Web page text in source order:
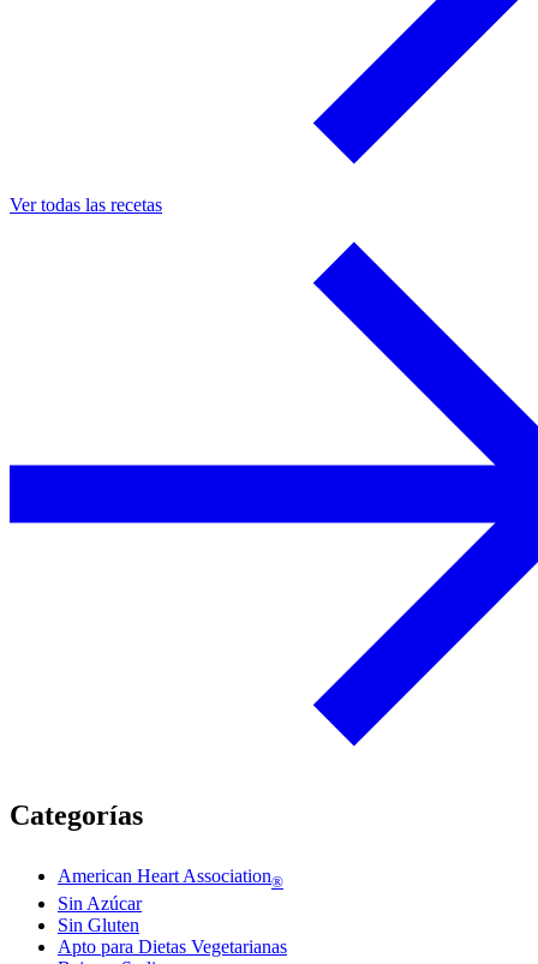
Ver todas las recetas
Categorías
American Heart Association®
Sin Azúcar
Sin Gluten
Apto para Dietas Vegetarianas